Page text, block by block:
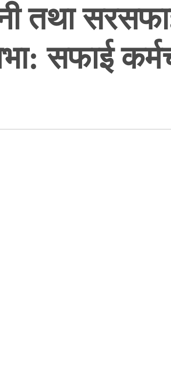
तथा
सफाई